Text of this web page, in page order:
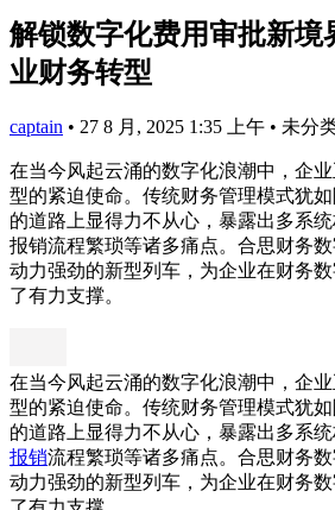
解锁数字化费用审批新境
业财务转型
captain • 27 8 月, 2025 1:35 上午 • 未分
在当今风起云涌的数字化浪潮中，企
型的紧迫使命。传统财务管理模式犹
的道路上显得力不从心，暴露出多系统
报销流程繁琐等诸多痛点。合思财务
动力强劲的新型列车，为企业在财务
了有力支撑。
在当今风起云涌的数字化浪潮中，企
型的紧迫使命。传统财务管理模式犹
的道路上显得力不从心，暴露出多系统
报销流程繁琐等诸多痛点。合思财务
动力强劲的新型列车，为企业在财务